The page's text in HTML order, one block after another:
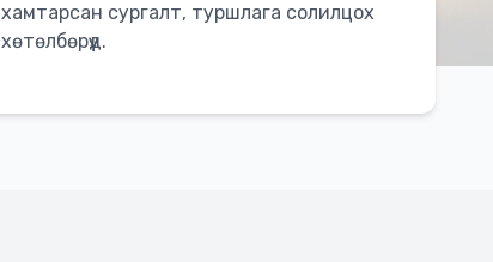
хамтарсан сургалт, туршлага солилцох
хөтөлбөрүүд.